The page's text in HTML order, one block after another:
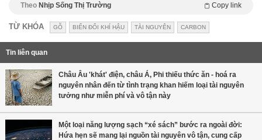
Theo Nhịp Sống Thị Trường Copy link
TỪ KHÓA GỖ BIẾN ĐỔI KHÍ HẬU TÀI NGUYÊN CARBON
Tin liên quan
Châu Âu 'khát' điện, châu Á, Phi thiếu thức ăn - hoá ra
nguyên nhân đến từ tình trạng khan hiếm loại tài nguyên
tưởng như miễn phí và vô tận này
Một loại năng lượng sạch “xé sách” bước ra ngoài đời:
Hứa hẹn sẽ mang lại nguồn tài nguyên vô tận, cung cấp